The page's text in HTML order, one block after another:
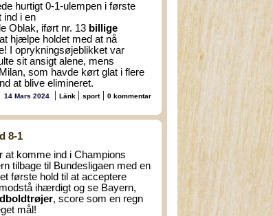
hurtigt 0-1-ulempen i første
ind i en
Oblak, iført nr. 13 billige
hjælpe holdet med at nå
I oprykningsøjeblikket var
sit ansigt alene, mens
som havde kørt glat i flere
at blive elimineret.
14 Mars 2024 | Länk | sport| 0 kommentar
8-1
at komme ind i Champions
tilbage til Bundesligaen med en
første hold til at acceptere
ihærdigt og se Bayern,
, score som en regn
mål!